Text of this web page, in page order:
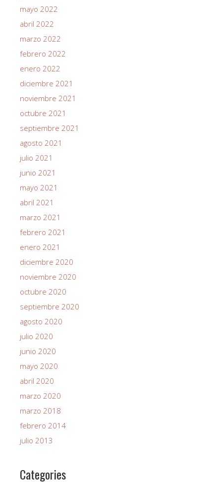
mayo 2022
abril 2022
marzo 2022
febrero 2022
enero 2022
diciembre 2021
noviembre 2021
octubre 2021
septiembre 2021
agosto 2021
julio 2021
junio 2021
mayo 2021
abril 2021
marzo 2021
febrero 2021
enero 2021
diciembre 2020
noviembre 2020
octubre 2020
septiembre 2020
agosto 2020
julio 2020
junio 2020
mayo 2020
abril 2020
marzo 2020
marzo 2018
febrero 2014
julio 2013
Categories